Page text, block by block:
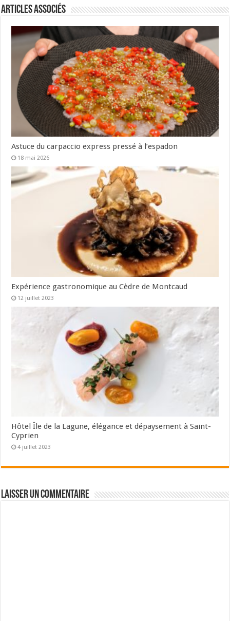
Articles associés
Astuce du carpaccio express pressé à l’espadon
18 mai 2026
Expérience gastronomique au Cèdre de Montcaud
12 juillet 2023
Hôtel Île de la Lagune, élégance et dépaysement à Saint-
Cyprien
4 juillet 2023
Laisser un commentaire